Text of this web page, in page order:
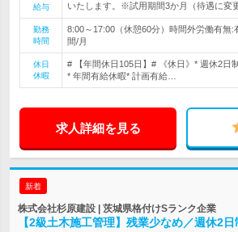
給与
いたします。※試用期間3か月（待遇に変
勤務
時間
8:00～17:00（休憩60分）時間外労働有無
間/月
休日
休暇
# 【年間休日105日】# 《休日》* 週休2日
* 年間有給休暇* 計画有給…
求人詳細を見る
新着
株式会社杉原建設 | 茨城県格付けSランク企業
【2級土木施工管理】残業少なめ／週休2